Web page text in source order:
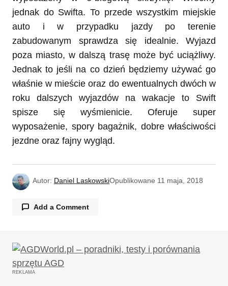
jednak do Swifta. To przede wszystkim miejskie
auto i w przypadku jazdy po terenie
zabudowanym sprawdza się idealnie. Wyjazd
poza miasto, w dalszą trasę może być uciążliwy.
Jednak to jeśli na co dzień będziemy używać go
właśnie w mieście oraz do ewentualnych dwóch w
roku dalszych wyjazdów na wakacje to Swift
spisze się wyśmienicie. Oferuje super
wyposażenie, spory bagażnik, dobre właściwości
jezdne oraz fajny wygląd.
Autor: Daniel LaskowskiOpublikowane 11 maja, 2018
Add a Comment
Twój adres email nie zostanie opublikowany.
Wymagane pola są oznaczone
REKLAMA